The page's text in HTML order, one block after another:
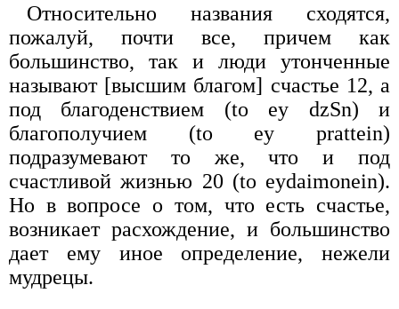
Относительно названия сходятся,
пожалуй, почти все, причем как
большинство, так и люди утонченные
называют [высшим благом] счастье 12, а
под благоденствием (to ey dzSn) и
благополучием (to ey prattein)
подразумевают то же, что и под
счастливой жизнью 20 (to eydaimonein).
Но в вопросе о том, что есть счастье,
возникает расхождение, и большинство
дает ему иное определение, нежели
мудрецы.